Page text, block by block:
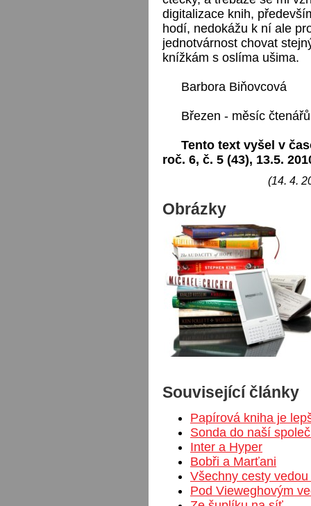
digitalizace knih,
hodí, nedokážu k ní ale
jednotvárnost chovat
knížkám s oslíma ušima.
Barbora Biňovcová
Březen - měsíc
Tento text vyšel v
roč. 6, č. 5 (43), 13.5.
(14. 4.
Obrázky
Související články
Papírová kniha je
Sonda do naší
Inter a Hyper
Bobři a Marťani
Všechny cesty
Pod Vieweghovým